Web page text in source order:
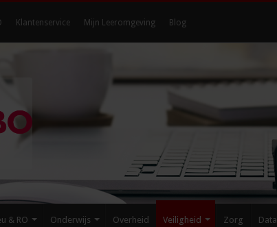
Klantenservice Mijn Leeromgeving Blog
& RO Onderwijs Overheid Veiligheid Zorg Data